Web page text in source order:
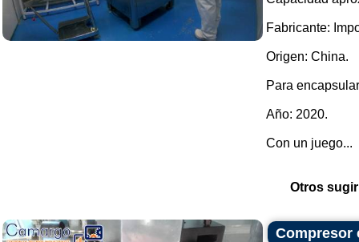
Fabricante:
Origen: China.
Para
Año: 2020.
Con un juego...
Otros
Compresor